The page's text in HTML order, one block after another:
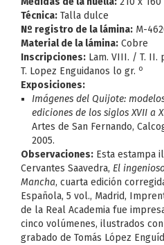
Técnica: Talla dulce
Nº registro de la lámina: M-
Material de la lámina: Cobre
Inscripciones: Lam. VIII. / T. II.
T. Lopez Enguidanos lo gr. o
Exposiciones:
Imágenes del Quijote:
ediciones de los siglos XVII a
Artes de San Fernando,
2005.
Observaciones: Esta estampa
Cervantes Saavedra, El
Mancha, cuarta edición
Española, 5 vol., Madrid,
de la Real Academia fue
cinco volúmenes, ilustrados
grabado de Tomás López